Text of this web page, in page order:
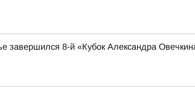
завершился 8-й «Кубок Александра